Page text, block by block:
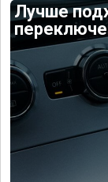
Лучше